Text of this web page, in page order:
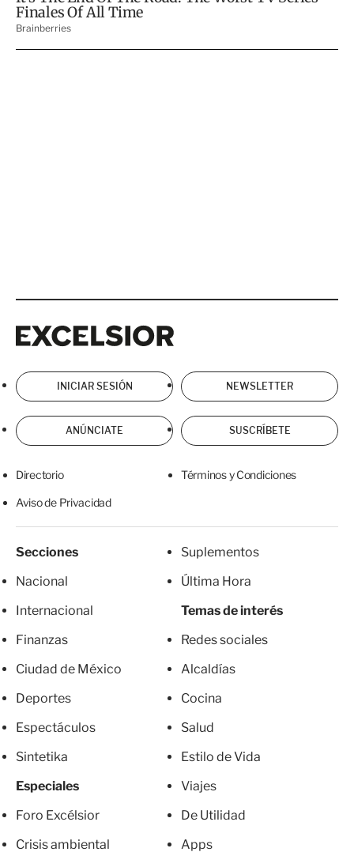
INICIAR SESIÓN NEWSLETTER
ANÚNCIATE SUSCRÍBETE
Directorio Términos y Condiciones
Aviso de Privacidad
Secciones
Nacional
Internacional
Finanzas
Ciudad de México
Deportes
Espectáculos
Sintetika
Especiales
Foro Excélsior
Crisis ambiental
Suplementos
Última Hora
Temas de interés
Redes sociales
Alcaldías
Cocina
Salud
Estilo de Vida
Viajes
De Utilidad
Apps